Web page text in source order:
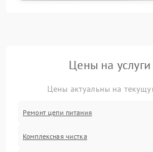
Цены на
Цены актуальны на
Ремонт цепи питания
Комплексная чистка